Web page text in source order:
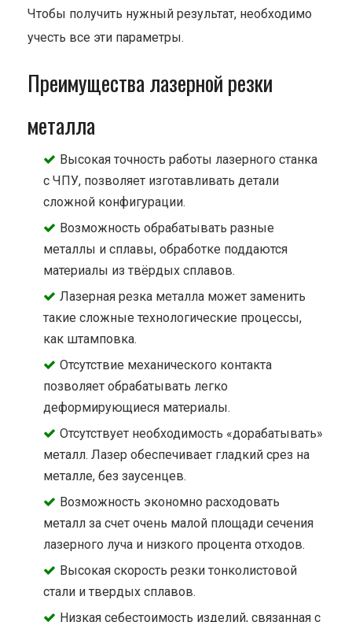
Чтобы получить нужный результат, необходимо
учесть все эти параметры.
Преимущества лазерной резки
металла
Высокая точность работы лазерного станка
с ЧПУ, позволяет изготавливать детали
сложной конфигурации.
Возможность обрабатывать разные
металлы и сплавы, обработке поддаются
материалы из твёрдых сплавов.
Лазерная резка металла может заменить
такие сложные технологические процессы,
как штамповка.
Отсутствие механического контакта
позволяет обрабатывать легко
деформирующиеся материалы.
Отсутствует необходимость «дорабатывать»
металл. Лазер обеспечивает гладкий срез на
металле, без заусенцев.
Возможность экономно расходовать
металл за счет очень малой площади сечения
лазерного луча и низкого процента отходов.
Высокая скорость резки тонколистовой
стали и твердых сплавов.
Низкая себестоимость изделий, связанная с